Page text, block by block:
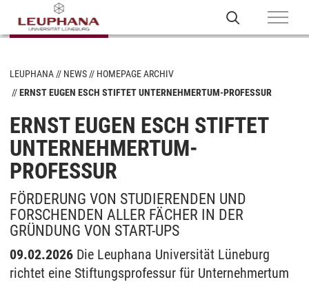
LEUPHANA NEWS
HOMEPAGE ARCHIV
ERNST EUGEN ESCH STIFTET UNTERNEHMERTUM-PROFESSUR
ERNST EUGEN ESCH STIFTET
UNTERNEHMERTUM-
PROFESSUR
FÖRDERUNG VON STUDIERENDEN UND
FORSCHENDEN ALLER FÄCHER IN DER
GRÜNDUNG VON START-UPS
09.02.2026 Die Leuphana Universität Lüneburg
richtet eine Stiftungsprofessur für Unternehmertum